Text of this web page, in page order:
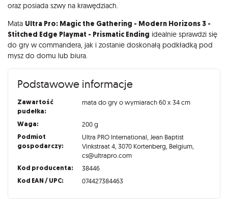
oraz posiada szwy na krawędziach.
Mata Ultra Pro: Magic the Gathering - Modern Horizons 3 -
Stitched Edge Playmat - Prismatic Ending idealnie sprawdzi się
do gry w commandera, jak i zostanie doskonałą podkładką pod
mysz do domu lub biura.
Podstawowe informacje
Zawartość
pudełka:
mata do gry o wymiarach 60 x 34 cm
Waga: 200 g
Podmiot
gospodarczy:
Ultra PRO International, Jean Baptist
Vinkstraat 4, 3070 Kortenberg, Belgium,
cs@ultrapro.com
Kod producenta: 38446
Kod EAN / UPC: 074427384463